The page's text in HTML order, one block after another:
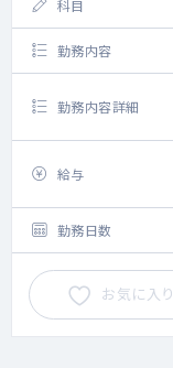
科目
勤務内容
勤務内容詳細
給与
勤務日数
お気に入り